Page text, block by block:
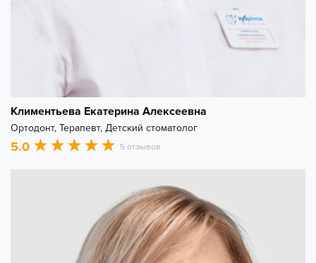
Климентьева Екатерина Алексеевна
Ортодонт, Терапевт, Детский стоматолог
5.0 5 отзывов